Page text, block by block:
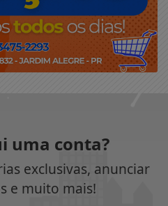
uma conta?
exclusivas, anunciar
e muito mais!